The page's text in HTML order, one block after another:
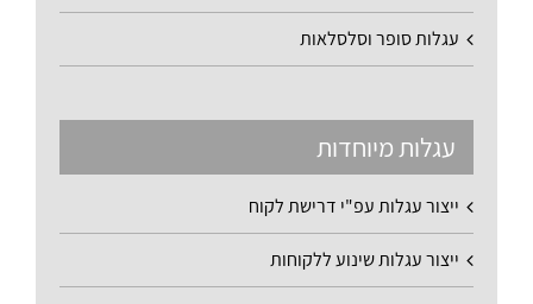
עגלות סופר וסלסלאות
עגלות מיוחדות
ייצור עגלות עפ"י דרישת לקוח
ייצור עגלות שינוע ללקוחות